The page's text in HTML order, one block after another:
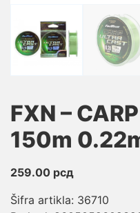
FXN –
150m
259.00 рсд
Šifra artikla: 36710